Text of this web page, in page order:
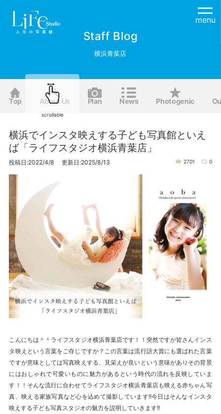
menu
Staff Blog
横浜青葉店
Top About Us Plan News Photogenic
横浜でインスタ映えする子ども写真館といえ
ば「ライフスタジオ横浜青葉店」
投稿日:2022/4/8 更新日:2025/8/13 2701 0
こんにちは＾＾ライフスタジオ横浜青葉店です！！突然ですが皆さんインス
タ映えという言葉をご存じですか？この言葉は流行語大賞にも選ばれた言葉
ですが意味としては写真映えする、見栄えが良いという意味がありその背景
にはおしゃれで可愛いものに魅力があるという時代の流れを反映していま
す！！そんな流行に合わせてライフスタジオ横浜青葉店も映える赤ちゃん写
真、映える家族写真など心を込めて撮影しています!!今日はそんなインスタ
映えする子ども写真スタジオの魅力を説明していきます!!